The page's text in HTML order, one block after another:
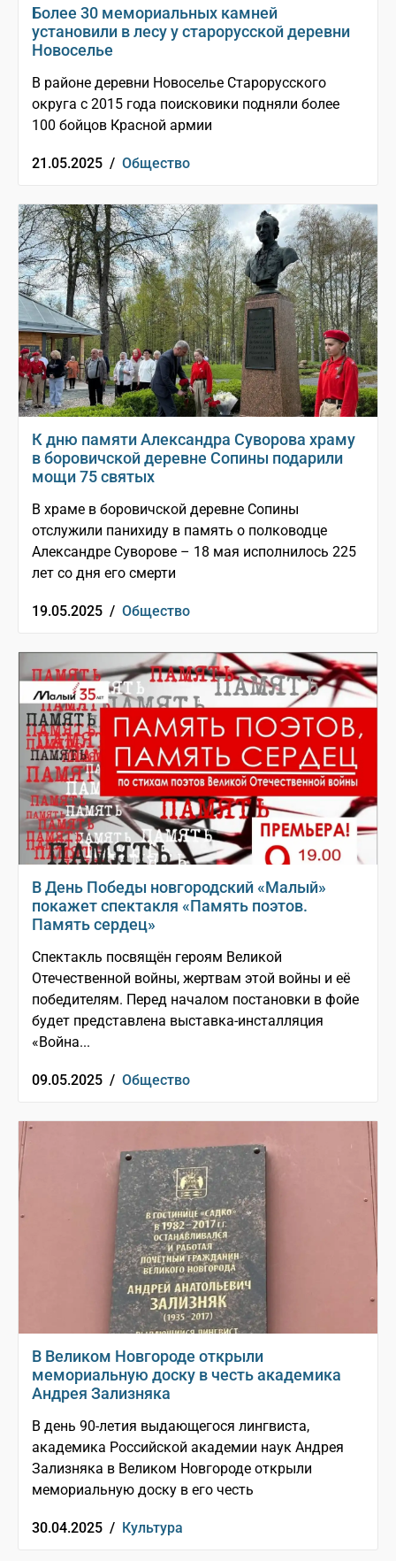
Более 30 мемориальных камней
установили в лесу у старорусской деревни
Новоселье
В районе деревни Новоселье Старорусского
округа с 2015 года поисковики подняли более
100 бойцов Красной армии
21.05.2025 / Общество
К дню памяти Александра Суворова храму
в боровичской деревне Сопины подарили
мощи 75 святых
В храме в боровичской деревне Сопины
отслужили панихиду в память о полководце
Александре Суворове – 18 мая исполнилось 225
лет со дня его смерти
19.05.2025 / Общество
В День Победы новгородский «Малый»
покажет спектакля «Память поэтов.
Память сердец»
Спектакль посвящён героям Великой
Отечественной войны, жертвам этой войны и её
победителям. Перед началом постановки в фойе
будет представлена выставка-инсталляция
«Война...
09.05.2025 / Общество
В Великом Новгороде открыли
мемориальную доску в честь академика
Андрея Зализняка
В день 90-летия выдающегося лингвиста,
академика Российской академии наук Андрея
Зализняка в Великом Новгороде открыли
мемориальную доску в его честь
30.04.2025 / Культура